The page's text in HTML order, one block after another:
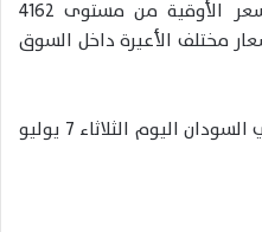
الأسواق العالمية، حيث اقترب سعر الأوقية من مستوى 4162
مختلف الأعيرة داخل السوق
وفيما يلي أحدث أسعار الذهب في السودان اليوم الثلاثاء 7 يوليو